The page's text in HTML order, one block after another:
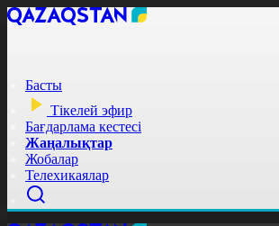
Басты
Тікелей эфир
Бағдарлама кестесі
Жаңалықтар
Жобалар
Телехикаялар